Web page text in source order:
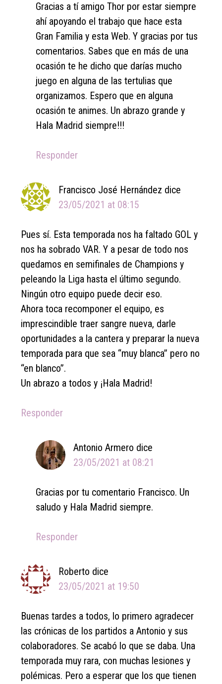
Gracias a tí amigo Thor por estar siempre
ahí apoyando el trabajo que hace esta
Gran Familia y esta Web. Y gracias por tus
comentarios. Sabes que en más de una
ocasión te he dicho que darías mucho
juego en alguna de las tertulias que
organizamos. Espero que en alguna
ocasión te animes. Un abrazo grande y
Hala Madrid siempre!!!
Responder
Francisco José Hernández dice
23/05/2021 at 08:15
Pues sí. Esta temporada nos ha faltado GOL y
nos ha sobrado VAR. Y a pesar de todo nos
quedamos en semifinales de Champions y
peleando la Liga hasta el último segundo.
Ningún otro equipo puede decir eso.
Ahora toca recomponer el equipo, es
imprescindible traer sangre nueva, darle
oportunidades a la cantera y preparar la nueva
temporada para que sea “muy blanca” pero no
“en blanco”.
Un abrazo a todos y ¡Hala Madrid!
Responder
Antonio Armero dice
23/05/2021 at 08:21
Gracias por tu comentario Francisco. Un
saludo y Hala Madrid siempre.
Responder
Roberto dice
23/05/2021 at 19:50
Buenas tardes a todos, lo primero agradecer
las crónicas de los partidos a Antonio y sus
colaboradores. Se acabó lo que se daba. Una
temporada muy rara, con muchas lesiones y
polémicas. Pero a esperar que los que tienen